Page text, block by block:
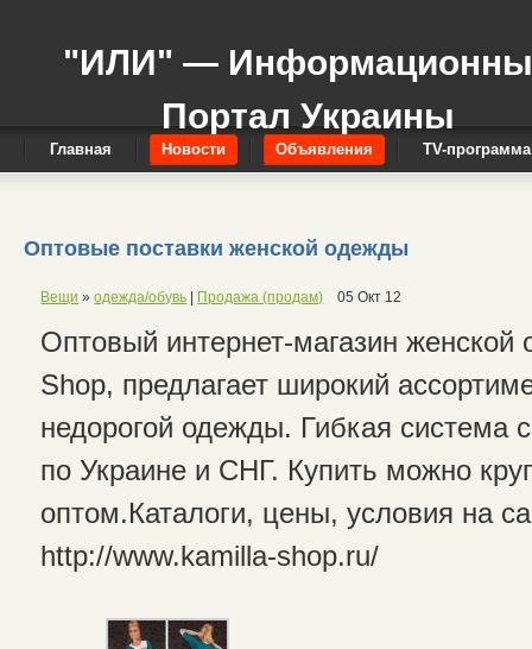
"ИЛИ" —
Портал Украины
Главная Новости Объявления TV-программа
Оптовые поставки женской одежды
Вещи »одежда/обувь Продажа (продам) 05 Окт 12
Оптовый интернет-магазин
Shop, предлагает широкий
недорогой одежды. Гибкая система
по Украине и СНГ. Купить можно
оптом.Каталоги, цены, условия на
http://www.kamilla-shop.ru/